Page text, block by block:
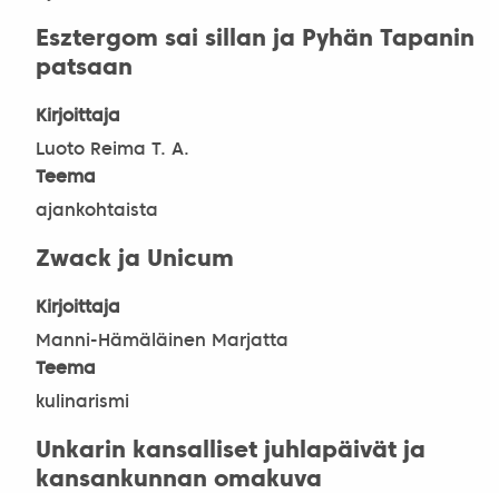
Esztergom sai sillan ja Pyhän Tapanin
patsaan
Kirjoittaja
Luoto Reima T. A.
Teema
ajankohtaista
Zwack ja Unicum
Kirjoittaja
Manni-Hämäläinen Marjatta
Teema
kulinarismi
Unkarin kansalliset juhlapäivät ja
kansankunnan omakuva